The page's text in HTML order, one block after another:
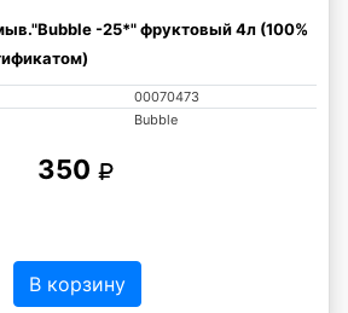
-25*" фруктовый 4л (100%
00070473
Bubble
350
В корзину